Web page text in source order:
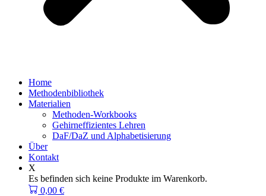
Home
Methodenbibliothek
Materialien
Methoden-Workbooks
Gehirneffizientes Lehren
DaF/DaZ und Alphabetisierung
Über
Kontakt
X
Es befinden sich keine Produkte im Warenkorb.
0,00 €